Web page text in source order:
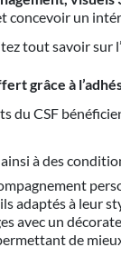
concevoir un
tout savoir sur
grâce à
du CSF
à des
adaptés à leur
avec un
de